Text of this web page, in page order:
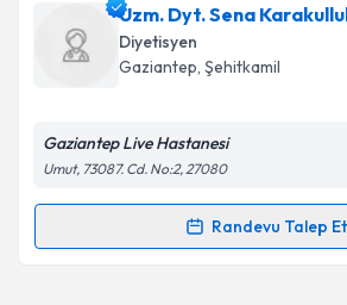
Takvim Talebini
Dyt. Meliha Özaslaniçin randevu
oluşturun. Size bu uzmandan
takvim hazırlandığında e-posta ile
Kişisel verilerimin işlenmesine
Metni'ni okudum ve kişisel
Uzm. Dyt. Sena
Diyetisyen
Gaziantep, Şehitkamil
Gaziantep Live Hastanesi
Umut, 73087. Cd. No:2, 27080
Randevu Talep Et
Randevu Takvimi Talebi